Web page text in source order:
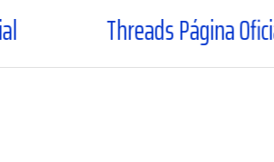
Threads Página Oficial